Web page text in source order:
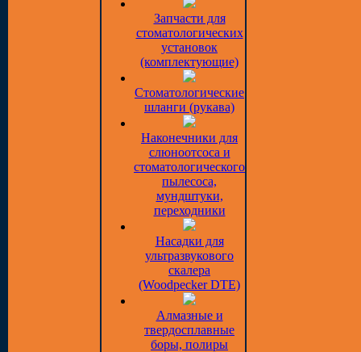
Запчасти для
стоматологических
установок
(комплектующие)
Стоматологические
шланги (рукава)
Наконечники для
слюноотсоса и
стоматологического
пылесоса,
мундштуки,
переходники
Насадки для
ультразвукового
скалера
(Woodpecker DTE)
Алмазные и
твердосплавные
боры, полиры